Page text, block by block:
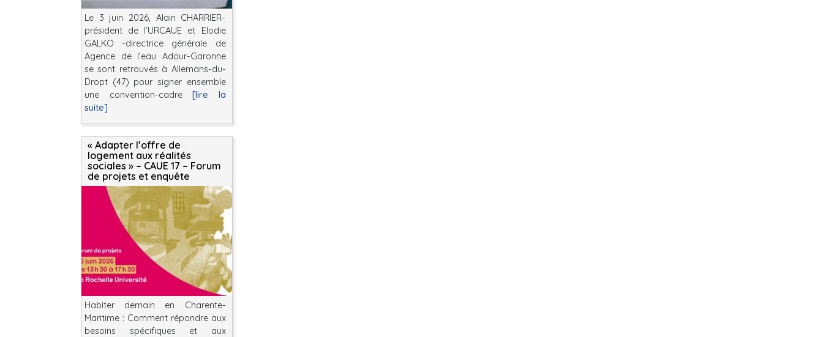
Le 3 juin 2026, Alain CHARRIER-
président de l’URCAUE et Elodie
GALKO -directrice générale de
Agence de l’eau Adour-Garonne
se sont retrouvés à Allemans-du-
Dropt (47) pour signer ensemble
une convention-cadre [lire la
suite]
« Adapter l’offre de
logement aux réalités
sociales » – CAUE 17 – Forum
de projets et enquête
Habiter demain en Charente-
Maritime : Comment répondre aux
besoins spécifiques et aux